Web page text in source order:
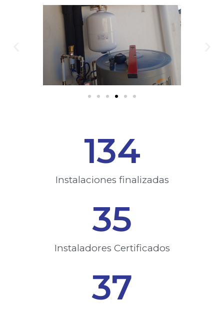
Instalaciones finalizadas​
134
Instaladores Certificados​
35
37